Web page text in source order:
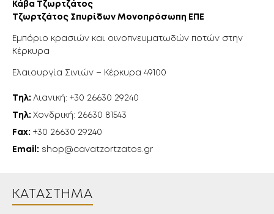
Κάβα Τζωρτζάτος
Τζωρτζάτος Σπυρίδων Μονοπρόσωπη ΕΠΕ
Εμπόριο κρασιών και οινοπνευματωδών ποτών στην
Κέρκυρα
Ελαιουργία Σινιών – Κέρκυρα 49100
Τηλ: Λιανική: +30 26630 29240
Τηλ: Χονδρική: 26630 81543
Fax: +30 26630 29240
Email: shop@cavatzortzatos.gr
ΚΑΤΆΣΤΗΜΑ